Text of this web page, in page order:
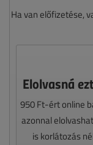
Ha van előfizetése,
Elolvasná
950 Ft-ért online
azonnal
is korlátozás